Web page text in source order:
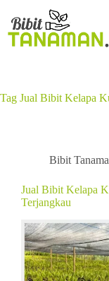
Tag Jual Bibit Kelapa
Bibit
Jual Bibit Kelapa
Terjangkau